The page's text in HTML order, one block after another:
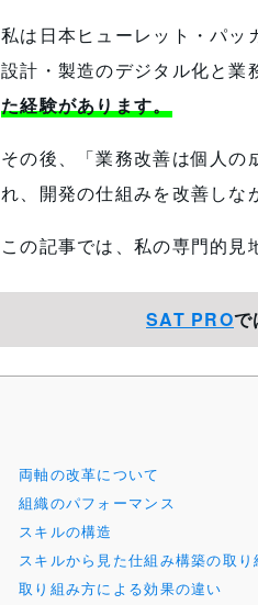
私は日本ヒューレット・パ
設計・製造のデジタル化と業
た経験があります。
その後、「業務改善は個人の
れ、開発の仕組みを改善しな
この記事では、私の専門的見
SAT PROで
両軸の改革について
組織のパフォーマンス
スキルの構造
スキルから見た仕組み構築の取り
取り組み方による効果の違い